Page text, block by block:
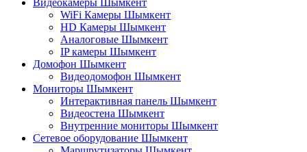
Видеокамеры Шымкент
WiFi Камеры Шымкент
HD Камеры Шымкент
Аналоговые Шымкент
IP камеры Шымкент
Домофон Шымкент
Видеодомофон Шымкент
Мониторы Шымкент
Интерактивная панель Шымкент
Видеостена Шымкент
Внутренние мониторы Шымкент
Сетевое оборудование Шымкент